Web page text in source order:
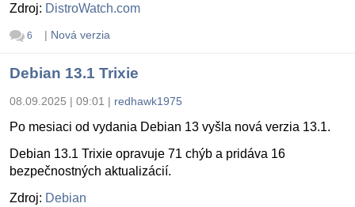
Zdroj: DistroWatch.com
6 | Nová verzia
Debian 13.1 Trixie
08.09.2025 | 09:01 | redhawk1975
Po mesiaci od vydania Debian 13 vyšla nová verzia 13.1.
Debian 13.1 Trixie opravuje 71 chýb a pridáva 16
bezpečnostných aktualizácií.
Zdroj: Debian